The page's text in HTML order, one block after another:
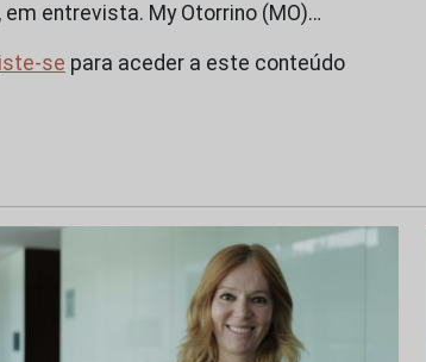
entrevista. My Otorrino (MO)…
se para aceder a este conteúdo